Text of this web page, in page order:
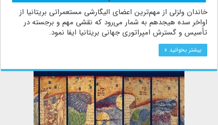
خاندان ولزلی از مهم‌ترین اعضای الیگارشی مستعمراتی بریتانیا از
اواخر سده هیجدهم به شمار می‌رود که نقشی مهم و برجسته در
تأسیس و گسترش امپراتوری جهانی بریتانیا ایفا نمود.
بیشتر بخوانید »